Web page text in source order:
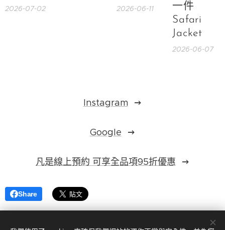
2026-07-02 2026-06-11
一件
Safari
Jacket
2026-06-07
Instagram
Google
凡是線上預約 可享全品項95折優惠
Share